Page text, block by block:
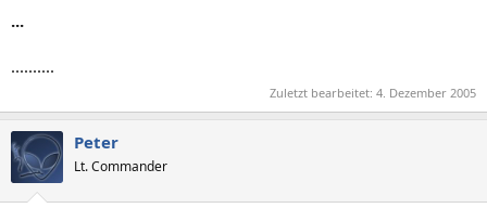
...
..........
Zuletzt bearbeitet: 4. Dezember 2005
Peter
Lt. Commander